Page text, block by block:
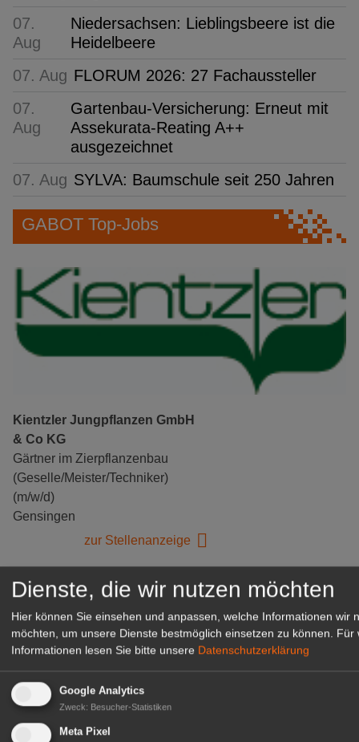
07.
Aug
Niedersachsen: Lieblingsbeere ist die
Heidelbeere
07. Aug FLORUM 2026: 27 Fachaussteller
07.
Aug
Gartenbau-Versicherung: Erneut mit
Assekurata-Reating A++
ausgezeichnet
07. Aug SYLVA: Baumschule seit 250 Jahren
GABOT Top-Jobs
Kientzler Jungpflanzen GmbH
& Co KG
Gärtner im Zierpflanzenbau
(Geselle/Meister/Techniker)
(m/w/d)
Gensingen
zur Stellenanzeige
Dienste, die wir nutzen möchten
Hier können Sie einsehen und anpassen, welche Informationen wir
möchten, um unsere Dienste bestmöglich einsetzen zu können. Für
Informationen lesen Sie bitte unsere Datenschutzerklärung
Google Analytics
Zweck: Besucher-Statistiken
Meta Pixel